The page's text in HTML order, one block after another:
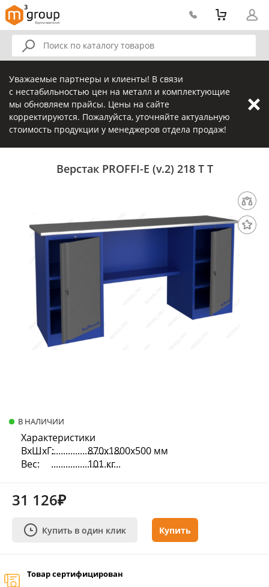
Уважаемые партнеры и клиенты! В связи
с нестабильностью цен на металл и комплектующие
мы обновляем прайсы. Цены на сайте
корректируются. Пожалуйста, уточняйте актуальную
стоимость продукции у менеджеров отдела продаж!
Верстак PROFFI-Е (v.2) 218 Т Т
В НАЛИЧИИ
Характеристики
ВхШхГ:
870х1800х500 мм
Вес:
101 кг
31 126₽
Купить в один клик Купить
Товар сертифицирован